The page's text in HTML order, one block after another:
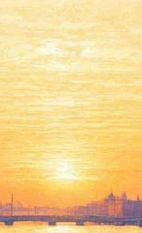
сегодня
из